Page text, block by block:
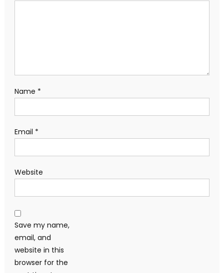
Name *
Email *
Website
Save my name,
email, and
website in this
browser for the